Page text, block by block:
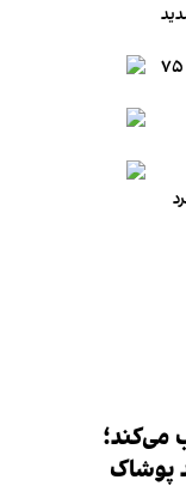
تخمین پژوهشگران: در عصر طلایی تنوع زبانی، تا ۷۵
پوشاک